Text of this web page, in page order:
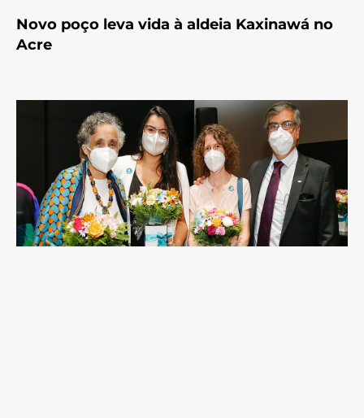
Novo poço leva vida à aldeia Kaxinawá no
Acre